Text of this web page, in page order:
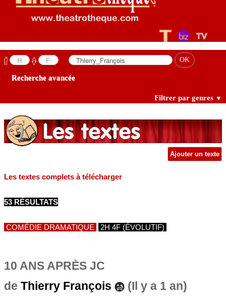
LES TEXTES
LES ANNONCES
Recherche avancée
Filtrer par genres ▼
Ajouter un texte
Les textes complets à télécharger
53 RÉSULTATS
COMÉDIE DRAMATIQUE 2H 4F (ÉVOLUTIF)
10 ANS APRÈS JC
de Thierry François (Il y a 1 an)